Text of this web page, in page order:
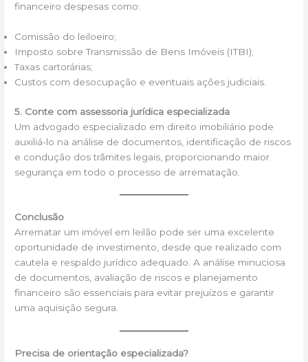
financeiro despesas como:
Comissão do leiloeiro;
Imposto sobre Transmissão de Bens Imóveis (ITBI);
Taxas cartorárias;
Custos com desocupação e eventuais ações judiciais.
5. Conte com assessoria jurídica especializada
Um advogado especializado em direito imobiliário pode
auxiliá-lo na análise de documentos, identificação de riscos
e condução dos trâmites legais, proporcionando maior
segurança em todo o processo de arrematação.
Conclusão
Arrematar um imóvel em leilão pode ser uma excelente
oportunidade de investimento, desde que realizado com
cautela e respaldo jurídico adequado. A análise minuciosa
de documentos, avaliação de riscos e planejamento
financeiro são essenciais para evitar prejuízos e garantir
uma aquisição segura.
Precisa de orientação especializada?